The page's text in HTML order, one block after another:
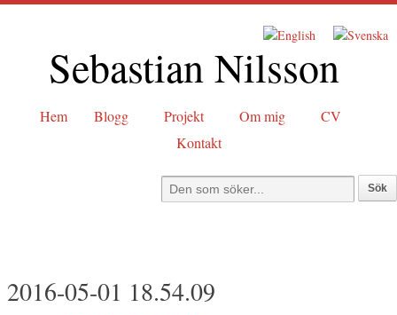
Sebastian Nilsson
Hem Blogg Projekt Om mig
CV
Kontakt
2016-05-01 18.54.09